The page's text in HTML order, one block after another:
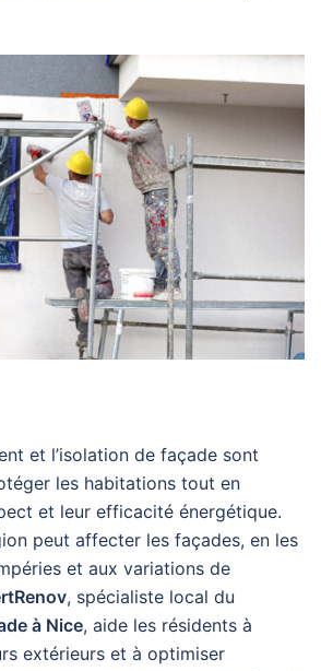
et l’isolation de façade sont
les habitations tout en
et leur efficacité énergétique.
peut affecter les façades, en les
et aux variations de
, spécialiste local du
à Nice, aide les résidents à
extérieurs et à optimiser